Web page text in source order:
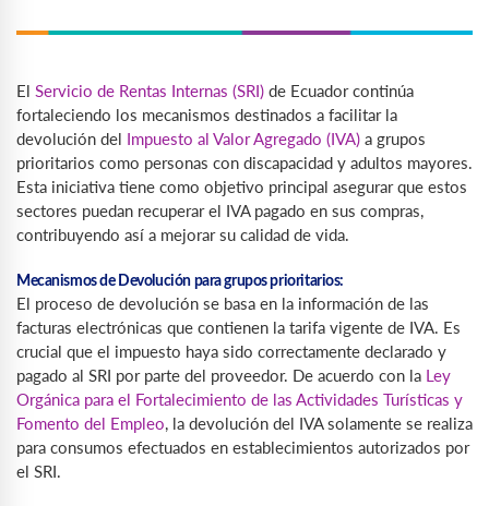
El Servicio de Rentas Internas (SRI) de Ecuador continúa
fortaleciendo los mecanismos destinados a facilitar la
devolución del Impuesto al Valor Agregado (IVA) a grupos
prioritarios como personas con discapacidad y adultos mayores.
Esta iniciativa tiene como objetivo principal asegurar que estos
sectores puedan recuperar el IVA pagado en sus compras,
contribuyendo así a mejorar su calidad de vida.
Mecanismos de Devolución para grupos prioritarios:
El proceso de devolución se basa en la información de las
facturas electrónicas que contienen la tarifa vigente de IVA. Es
crucial que el impuesto haya sido correctamente declarado y
pagado al SRI por parte del proveedor. De acuerdo con la Ley
Orgánica para el Fortalecimiento de las Actividades Turísticas y
Fomento del Empleo, la devolución del IVA solamente se realiza
para consumos efectuados en establecimientos autorizados por
el SRI.